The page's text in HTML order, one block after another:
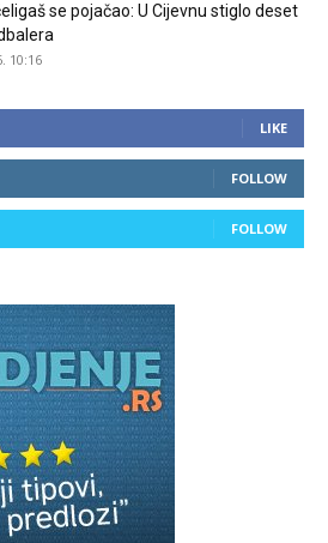
se pojačao: U Cijevnu stiglo deset
10:16
LIKE
FOLLOW
FOLLOW